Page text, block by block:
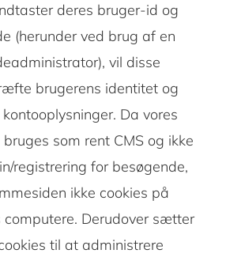
deres bruger-id og
(herunder ved brug af en
vil disse
brugerens identitet og
Da vores
som rent CMS og ikke
registrering for besøgende,
ikke cookies på
computere. Derudover sætter
til at administrere